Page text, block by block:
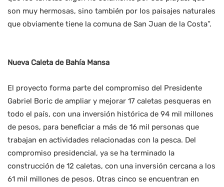
son muy hermosas, sino también por los paisajes naturales
que obviamente tiene la comuna de San Juan de la Costa”.
Nueva Caleta de Bahía Mansa
El proyecto forma parte del compromiso del Presidente
Gabriel Boric de ampliar y mejorar 17 caletas pesqueras en
todo el país, con una inversión histórica de 94 mil millones
de pesos, para beneficiar a más de 16 mil personas que
trabajan en actividades relacionadas con la pesca. Del
compromiso presidencial, ya se ha terminado la
construcción de 12 caletas, con una inversión cercana a los
61 mil millones de pesos. Otras cinco se encuentran en